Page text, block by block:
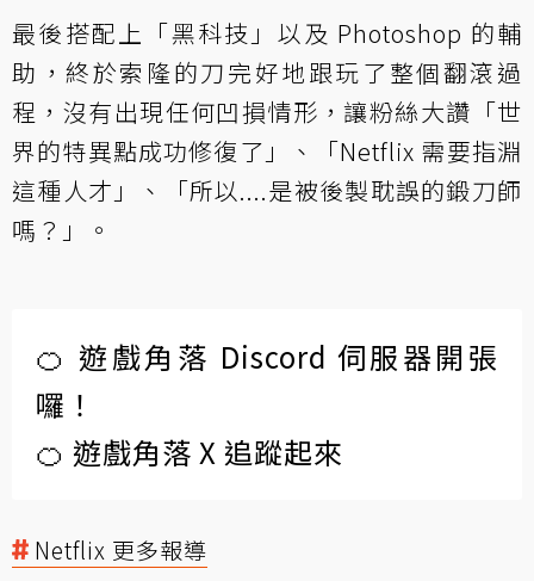
最後搭配上「黑科技」以及 Photoshop 的輔
助，終於索隆的刀完好地跟玩了整個翻滾過
程，沒有出現任何凹損情形，讓粉絲大讚「世
界的特異點成功修復了」、「Netflix 需要指淵
這種人才」、「所以....是被後製耽誤的鍛刀師
嗎？」。
🍊 遊戲角落 Discord 伺服器開張
囉！
🍊 遊戲角落 X 追蹤起來
Netflix 更多報導